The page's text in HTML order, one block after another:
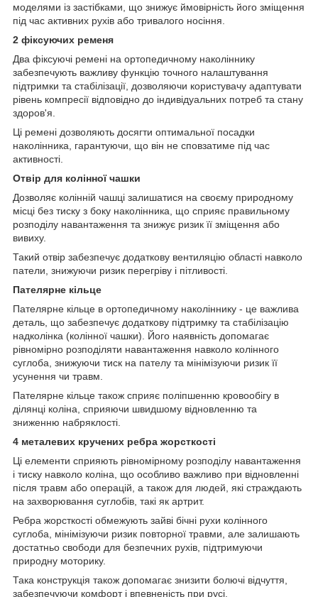
моделями із застібками, що знижує ймовірність його зміщення
під час активних рухів або тривалого носіння.
2 фіксуючих ременя
Два фіксуючі ремені на ортопедичному наколіннику
забезпечують важливу функцію точного налаштування
підтримки та стабілізації, дозволяючи користувачу адаптувати
рівень компресії відповідно до індивідуальних потреб та стану
здоров'я.
Ці ремені дозволяють досягти оптимальної посадки
наколінника, гарантуючи, що він не сповзатиме під час
активності.
Отвір для колінної чашки
Дозволяє колінній чашці залишатися на своєму природному
місці без тиску з боку наколінника, що сприяє правильному
розподілу навантаження та знижує ризик її зміщення або
вивиху.
Такий отвір забезпечує додаткову вентиляцію області навколо
патели, знижуючи ризик перегріву і пітливості.
Пателярне кільце
Пателярне кільце в ортопедичному наколіннику - це важлива
деталь, що забезпечує додаткову підтримку та стабілізацію
надколінка (колінної чашки). Його наявність допомагає
рівномірно розподіляти навантаження навколо колінного
суглоба, знижуючи тиск на пателу та мінімізуючи ризик її
усунення чи травм.
Пателярне кільце також сприяє поліпшенню кровообігу в
ділянці коліна, сприяючи швидшому відновленню та
зниженню набряклості.
4 металевих кручених ребра жорсткості
Ці елементи сприяють рівномірному розподілу навантаження
і тиску навколо коліна, що особливо важливо при відновленні
після травм або операцій, а також для людей, які страждають
на захворювання суглобів, такі як артрит.
Ребра жорсткості обмежують зайві бічні рухи колінного
суглоба, мінімізуючи ризик повторної травми, але залишають
достатньо свободи для безпечних рухів, підтримуючи
природну моторику.
Така конструкція також допомагає знизити болючі відчуття,
забезпечуючи комфорт і впевненість при русі.